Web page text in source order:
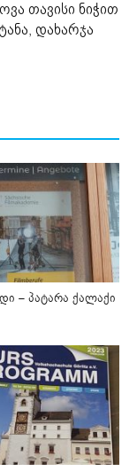
თავისი ნიჭით
დახარჯა
– პატარა ქალაქი